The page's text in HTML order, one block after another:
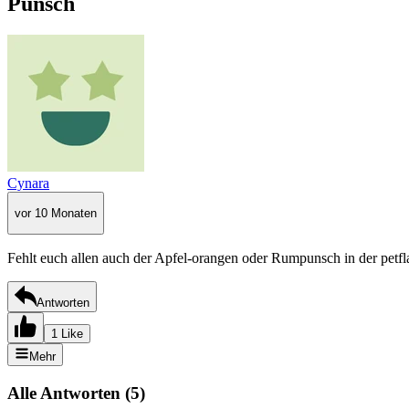
Cynara
vor 10 Monaten
Fehlt euch allen auch der Apfel-orangen oder Rumpunsch in der
Antworten
1 Like
Mehr
Alle Antworten (5)